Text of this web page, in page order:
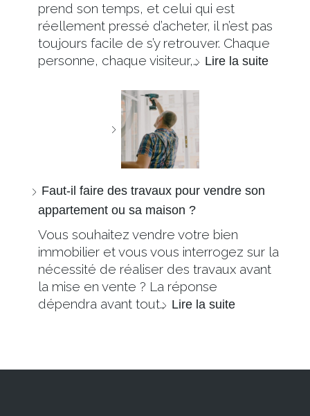
prend son temps, et celui qui est
réellement pressé d’acheter, il n’est pas
toujours facile de s’y retrouver. Chaque
personne, chaque visiteur,… Lire la suite
Faut-il faire des travaux pour vendre son
appartement ou sa maison ?
Vous souhaitez vendre votre bien
immobilier et vous vous interrogez sur la
nécessité de réaliser des travaux avant
la mise en vente ? La réponse
dépendra avant tout… Lire la suite